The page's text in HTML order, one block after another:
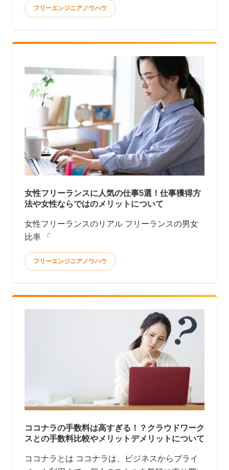
フリーエンジニアノウハウ
女性フリーランスに人気の仕事5選！仕事獲得方
法や女性ならではのメリットについて
女性フリーランスのリアル フリーランスの男女
比率 「
フリーエンジニアノウハウ
ココナラの手数料は高すぎる！？クラウドワーク
スとの手数料比較やメリットデメリットについて
ココナラとは ココナラは、ビジネスからプライ